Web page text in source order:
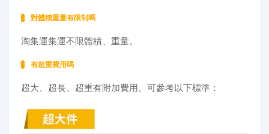
對體積重量有限制嗎
淘集運集運不限體積、重量。
有超重費用嗎
超大、超長、超重有附加費用。可參考以下標準：